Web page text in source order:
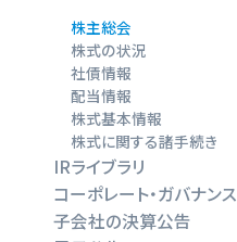
株主総会
株式の状況
社債情報
配当情報
株式基本情報
株式に関する諸⼿続き
IRライブラリ
コーポレート・ガバナンス
子会社の決算公告